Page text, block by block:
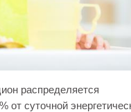
распределяется
от суточной